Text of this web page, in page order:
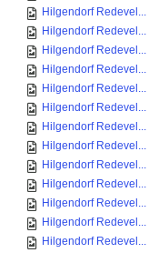
Hilgendorf Redevel...
Hilgendorf Redevel...
Hilgendorf Redevel...
Hilgendorf Redevel...
Hilgendorf Redevel...
Hilgendorf Redevel...
Hilgendorf Redevel...
Hilgendorf Redevel...
Hilgendorf Redevel...
Hilgendorf Redevel...
Hilgendorf Redevel...
Hilgendorf Redevel...
Hilgendorf Redevel...